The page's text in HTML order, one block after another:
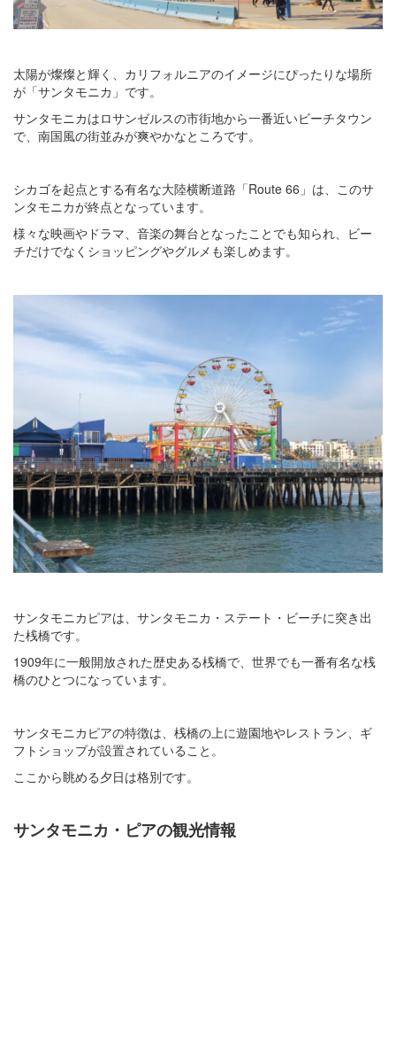
太陽が燦燦と輝く、カリフォルニアのイメージにぴったりな場所
が「サンタモニカ」です。
サンタモニカはロサンゼルスの市街地から一番近いビーチタウン
で、南国風の街並みが爽やかなところです。
シカゴを起点とする有名な大陸横断道路「Route 66」は、このサ
ンタモニカが終点となっています。
様々な映画やドラマ、音楽の舞台となったことでも知られ、ビー
チだけでなくショッピングやグルメも楽しめます。
サンタモニカピアは、サンタモニカ・ステート・ビーチに突き出
た桟橋です。
1909年に一般開放された歴史ある桟橋で、世界でも一番有名な桟
橋のひとつになっています。
サンタモニカピアの特徴は、桟橋の上に遊園地やレストラン、ギ
フトショップが設置されていること。
ここから眺める夕日は格別です。
サンタモニカ・ピアの観光情報